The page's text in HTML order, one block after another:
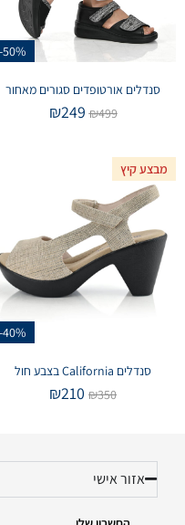
-50%
סנדלים אורטופדים סגורים מאחור
₪499
₪249
מבצע קיץ
-40%
סנדלים California בצבע חול
₪350
₪210
אזור אישי